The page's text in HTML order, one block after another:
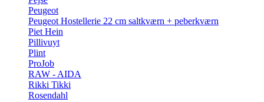
Peugeot
Peugeot Hostellerie 22 cm saltkværn + peberkværn
Piet Hein
Pillivuyt
Plint
ProJob
RAW - AIDA
Rikki Tikki
Rosendahl